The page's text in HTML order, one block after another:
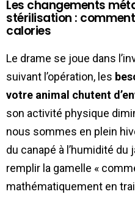
Les changements
stérilisation :
calories
Le drame se joue dans
suivant l’opération, les
votre animal chutent
son activité physique
nous sommes en plein
du canapé à l’humidité
remplir la gamelle «
mathématiquement en